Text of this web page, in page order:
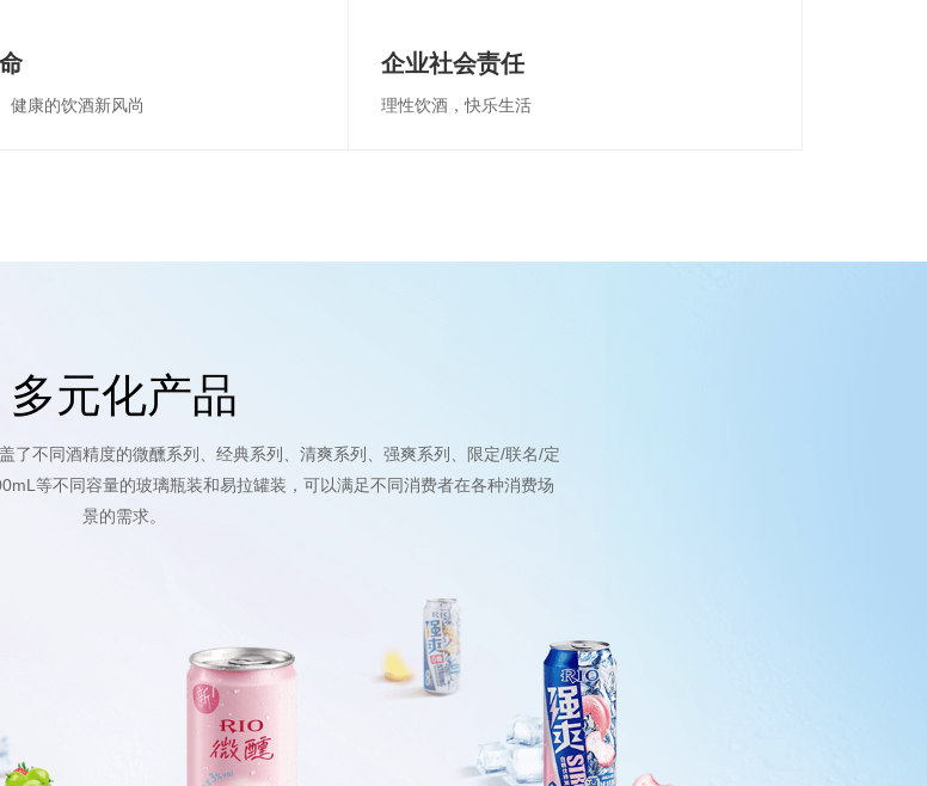
健康的饮酒新风尚
企业社会责任
理性饮酒，快乐生活
多元化产品
了不同酒精度的微醺系列、经典系列、清爽系列、强爽系列、限定/联名/定
等不同容量的玻璃瓶装和易拉罐装，可以满足不同消费者在各种消费场
景的需求。